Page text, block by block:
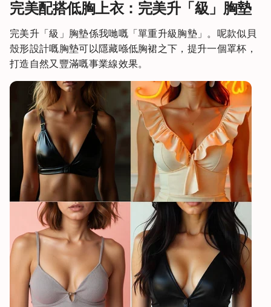
完美配搭低胸上衣：完美升「級」胸墊
完美升「級」胸墊係我哋嘅「單重升級胸墊」。呢款似貝
殼形設計嘅胸墊可以隱藏喺低胸裙之下，提升一個罩杯，
打造自然又豐滿嘅事業線效果。